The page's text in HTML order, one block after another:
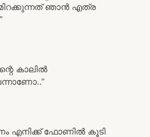
ഞാൻ എത്ര
കാലിൽ
എനിക്ക് ഫോണിൽ കൂടി